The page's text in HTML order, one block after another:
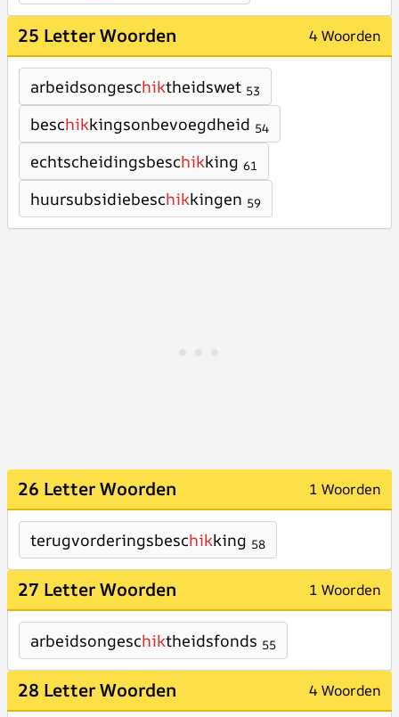
25 Letter Woorden 4 Woorden
arbeidsongeschiktheidswet 53
beschikkingsonbevoegdheid 54
echtscheidingsbeschikking 61
huursubsidiebeschikkingen 59
26 Letter Woorden 1 Woorden
terugvorderingsbeschikking 58
27 Letter Woorden 1 Woorden
arbeidsongeschiktheidsfonds 55
28 Letter Woorden 4 Woorden